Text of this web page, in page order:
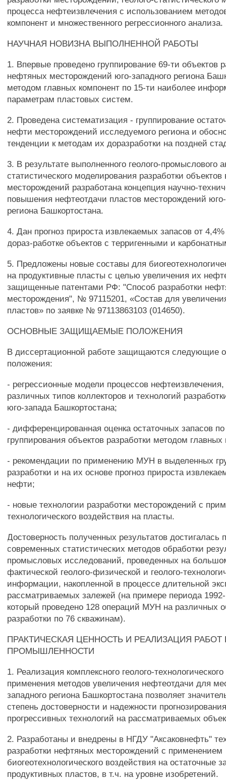
процесса нефтеизвлечения с использованием
компонент и множественного регрессионного анализа.
НАУЧНАЯ НОВИЗНА ВЫПОЛНЕННОЙ РАБОТЫ
1. Впервые проведено группирование 69-ти объектов
нефтяных месторождений юго-западного региона
методом главных компонент по 15-ти наиболее
параметрам пластовых систем.
2. Проведена систематизация - группирование
нефти месторождений исследуемого региона и
тенденции к методам их доразработки на поздней
3. В результате выполненного геолого-промыслового
статистического моделирования разработки
месторождений разработана концепция научно-
повышения нефтеотдачи пластов месторождений юго-
региона Башкортостана.
4. Дан прогноз прироста извлекаемых запасов от
дораз-работке объектов с терригенными и
5. Предложены новые составы для
на продуктивные пласты с целью увеличения их
защищенные патентами РФ: "Способ разработки
месторождения", № 97115201, «Состав для
пластов» по заявке № 97113863103 (014650).
ОСНОВНЫЕ ЗАЩИЩАЕМЫЕ ПОЛОЖЕНИЯ
В диссертационной работе защищаются следующие
положения:
- регрессионные модели процессов
различных типов коллекторов и технологий
юго-запада Башкортостана;
- дифференцированная оценка остаточных запасов
группирования объектов разработки методом главных
- рекомендации по применению МУН в выделенных
разработки и на их основе прогноз прироста
нефти;
- новые технологии разработки месторождений с
технологического воздействия на пласты.
Достоверность полученных результатов достигалась
современных статистических методов обработки
промысловых исследований, проведенных на
фактической геолого-физической и геолого-
информации, накопленной в процессе длительной
рассматриваемых залежей (на примере периода 1992-
который проведено 128 операций МУН на различных
разработки по 76 скважинам).
ПРАКТИЧЕСКАЯ ЦЕННОСТЬ И РЕАЛИЗАЦИЯ РАБОТ
ПРОМЫШЛЕННОСТИ
1. Реализация комплексного геолого-
применения методов увеличения нефтеотдачи для
западного региона Башкортостана позволяет
степень достоверности и надежности
прогрессивных технологий на рассматриваемых
2. Разработаны и внедрены в НГДУ "Аксаковнефть"
разработки нефтяных месторождений с применением
биогеотехнологического воздействия на остаточные
продуктивных пластов, в т.ч. на уровне изобретений.